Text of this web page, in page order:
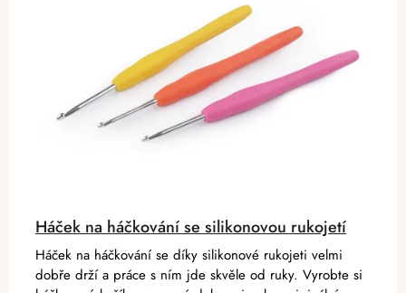
Háček na háčkování se silikonovou rukojetí
Háček na háčkování se díky silikonové rukojeti velmi
dobře drží a práce s ním jde skvěle od ruky. Vyrobte si